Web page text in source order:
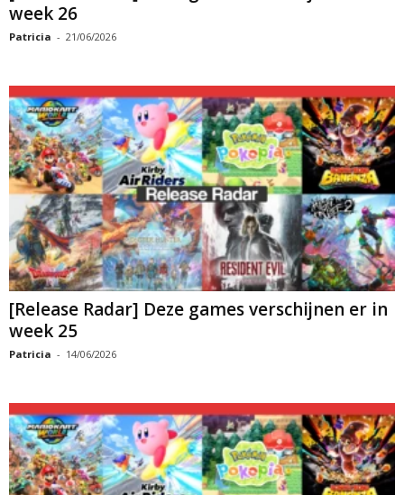
week 26
Patricia - 21/06/2026
[Release Radar] Deze games verschijnen er in
week 25
Patricia - 14/06/2026